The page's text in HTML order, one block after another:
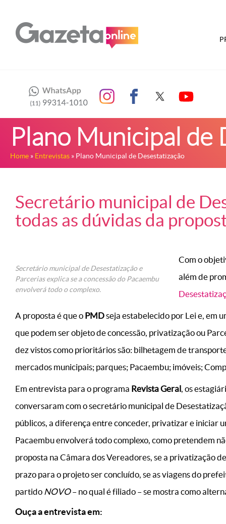
Plano Municipal de
Home » Entrevistas » Plano Municipal de Desestatização
Secretário municipal de
todas as dúvidas da
Secretário municipal de Desestatização e
Parcerias explica se a concessão do Pacaembu
envolverá todo o complexo.
Com o
além de
A proposta é que o PMDseja estabelecido por Lei e, em
que podem ser objeto de concessão, privatização ou
dez vistos como prioritários são: bilhetagem de
mercados municipais; parques; Pacaembu; imóveis;
Em entrevista para o programa Revista Geral, os
conversaram com o secretário municipal de
públicos, a diferença entre conceder, privatizar e iniciar
Pacaembu envolverá todo complexo, como pretendem
proposta na Câmara dos Vereadores, se a privatização
prazo para o projeto ser concluído, se as viagens do
partido NOVO– no qual é filiado – se mostra como
Ouça a entrevista em: